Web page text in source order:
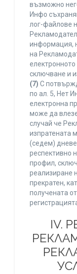
възможно
Инфо
лог-файлове
информация,
на
сключване и
(7) С
по ал. 5, Нет
електронна
може да
случай че
изпратената
(седем)
респективно
профил,
реализиране
прекратен,
получената
IV.